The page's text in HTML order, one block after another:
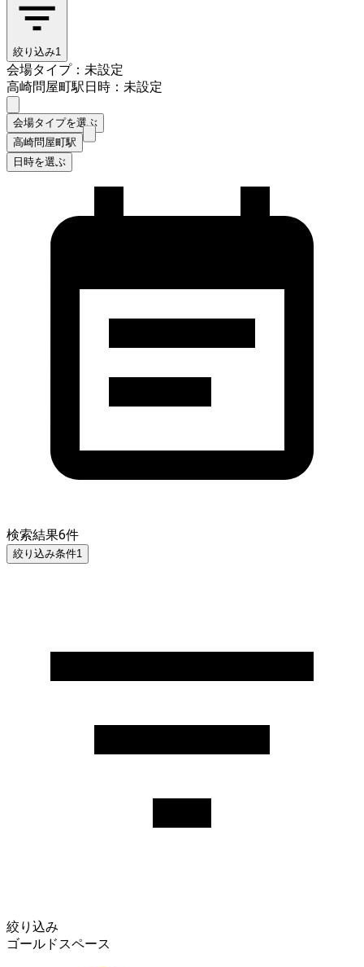
絞り込み1
会場タイプ：未設定
高崎問屋町駅日時：未設定
会場タイプを選ぶ
高崎問屋町駅
日時を選ぶ
検索結果6件
絞り込み条件1
絞り込み
ゴールドスペース